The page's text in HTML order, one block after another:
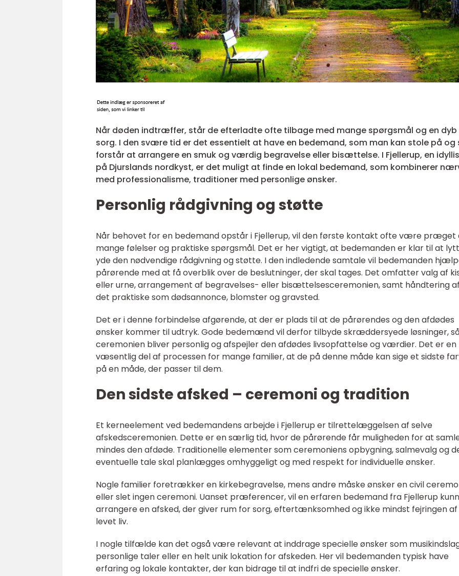
Når døden indtræffer, står de efterladte ofte tilbage med mange spørgsmål og en dyb
sorg. I den svære tid er det essentielt at have en bedemand, som man kan stole på og
forstår at arrangere en smuk og værdig begravelse eller bisættelse. I Fjellerup, en
på Djurslands nordkyst, er det muligt at finde en lokal bedemand, som kombinerer
med professionalisme, traditioner med personlige ønsker.
Personlig rådgivning og støtte
Når behovet for en bedemand opstår i Fjellerup, vil den første kontakt ofte være præget
mange følelser og praktiske spørgsmål. Det er her vigtigt, at bedemanden er klar til at
yde den nødvendige rådgivning og støtte. I den indledende samtale vil bedemanden
pårørende med at få overblik over de beslutninger, der skal tages. Det omfatter valg af
eller urne, arrangement af begravelses- eller bisættelsesceremonien, samt håndtering
det praktiske som dødsannonce, blomster og gravsted.
Det er i denne forbindelse afgørende, at der er plads til at de pårørendes og den afdødes
ønsker kommer til udtryk. Gode bedemænd vil derfor tilbyde skræddersyede løsninger,
ceremonien bliver personlig og afspejler den afdødes livsopfattelse og værdier. Det er en
væsentlig del af processen for mange familier, at de på denne måde kan sige et sidste
på en måde, der passer til dem.
Den sidste afsked – ceremoni og tradition
Et kerneelement ved bedemandens arbejde i Fjellerup er tilrettelæggelsen af selve
afskedsceremonien. Dette er en særlig tid, hvor de pårørende får muligheden for at
mindes den afdøde. Traditionelle elementer som ceremoniens opbygning, salmevalg og
eventuelle tale skal planlægges omhyggeligt og med respekt for individuelle ønsker.
Nogle familier foretrækker en kirkebegravelse, mens andre måske ønsker en civil
eller slet ingen ceremoni. Uanset præferencer, vil en erfaren bedemand fra Fjellerup
arrangere en afsked, der giver rum for sorg, eftertænksomhed og ikke mindst fejringen
levet liv.
I nogle tilfælde kan det også være relevant at inddrage specielle ønsker som
personlige taler eller en helt unik lokation for afskeden. Her vil bedemanden typisk have
erfaring og lokale kontakter, der kan bidrage til at indfri de specielle ønsker.